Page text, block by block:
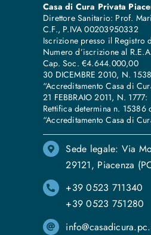
Casa di Cura Privata
Direttore Sanitario: Prof.
C.F., P.IVA 00203950332
Iscrizione presso il Registro
Numero d’iscrizione al
Cap. Soc. €4.644.000,00
30 DICEMBRE 2010, N.
“Accreditamento Casa di
21 FEBBRAIO 2011, N. 1777:
Rettifica determina n.
“Accreditamento Casa di
Sede legale: Via
29121, Piacenza
+39 0523 711340
+39 0523 751280